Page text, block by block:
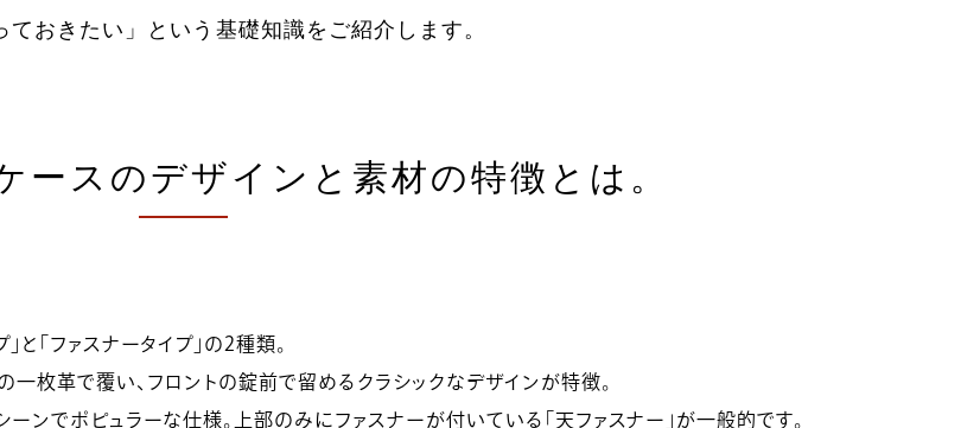
おきたい」という基礎知識をご紹介します。
ースのデザインと素材の特徴とは。
「ファスナータイプ」の2種類。
一枚革で覆い、フロントの錠前で留めるクラシックなデザインが特徴。
ーンでポピュラーな仕様。上部のみにファスナーが付いている「天ファスナー」が一般的です。